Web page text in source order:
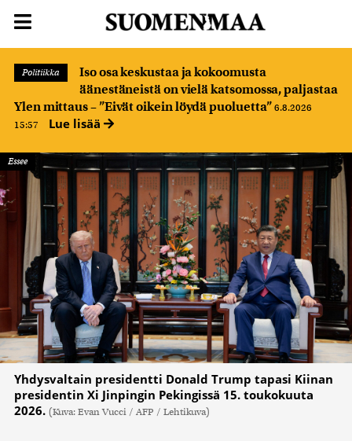
Politiikka
Iso osa keskustaa ja kokoomusta
äänestäneistä on vielä katsomossa, paljastaa
Ylen mittaus – ”Eivät oikein löydä puoluetta” 6.8.2026
15:57
Lue lisää
Essee
Yhdysvaltain presidentti Donald Trump tapasi Kiinan
presidentin Xi Jinpingin Pekingissä 15. toukokuuta
2026. (Kuva: Evan Vucci / AFP / Lehtikuva)